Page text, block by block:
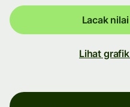
Lacak
Lihat grafik